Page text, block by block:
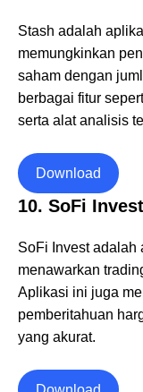
Stash adalah
memungkinkan
saham dengan
berbagai fitur
serta alat analisis
Download
10. SoFi Invest
SoFi Invest adalah
menawarkan
Aplikasi ini juga
pemberitahuan
yang akurat.